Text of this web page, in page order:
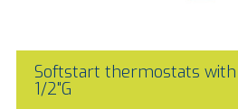
Softstart thermostats
1/2"G